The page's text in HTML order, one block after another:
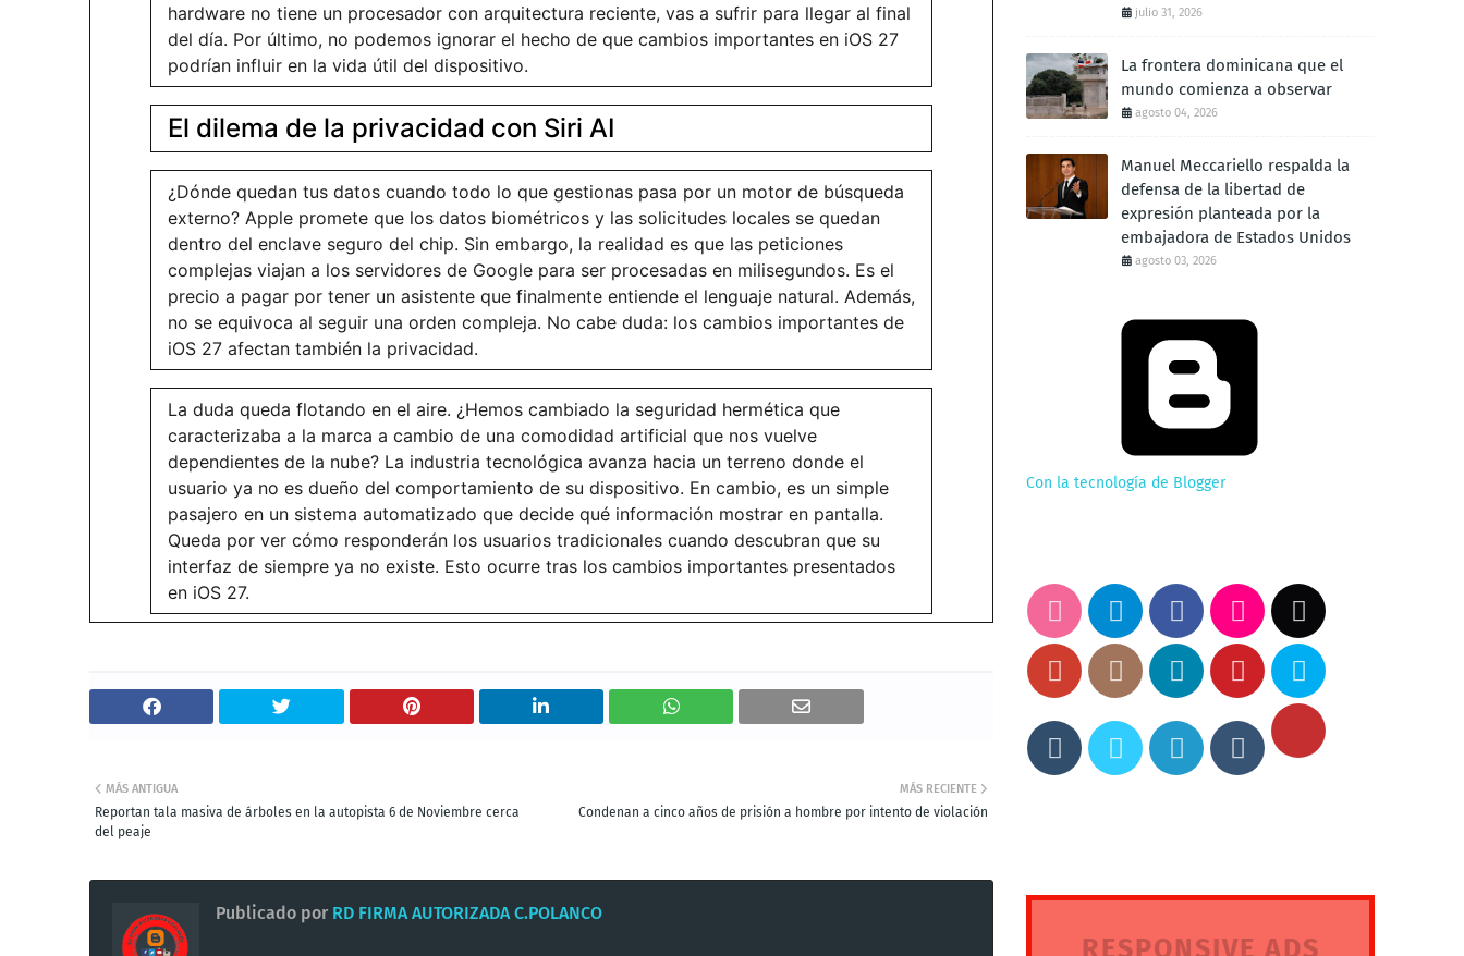
hardware no tiene un procesador con arquitectura reciente, vas a sufrir para llegar al final
del día. Por último, no podemos ignorar el hecho de que cambios importantes en iOS 27
podrían influir en la vida útil del dispositivo.
El dilema de la privacidad con Siri AI
¿Dónde quedan tus datos cuando todo lo que gestionas pasa por un motor de búsqueda
externo? Apple promete que los datos biométricos y las solicitudes locales se quedan
dentro del enclave seguro del chip. Sin embargo, la realidad es que las peticiones
complejas viajan a los servidores de Google para ser procesadas en milisegundos. Es el
precio a pagar por tener un asistente que finalmente entiende el lenguaje natural. Además,
no se equivoca al seguir una orden compleja. No cabe duda: los cambios importantes de
iOS 27 afectan también la privacidad.
La duda queda flotando en el aire. ¿Hemos cambiado la seguridad hermética que
caracterizaba a la marca a cambio de una comodidad artificial que nos vuelve
dependientes de la nube? La industria tecnológica avanza hacia un terreno donde el
usuario ya no es dueño del comportamiento de su dispositivo. En cambio, es un simple
pasajero en un sistema automatizado que decide qué información mostrar en pantalla.
Queda por ver cómo responderán los usuarios tradicionales cuando descubran que su
interfaz de siempre ya no existe. Esto ocurre tras los cambios importantes presentados
en iOS 27.
MÁS RECIENTE
Condenan a cinco años de prisión a hombre por intento de violación
MÁS ANTIGUA
Reportan tala masiva de árboles en la autopista 6 de Noviembre cerca
del peaje
Publicado por RD FIRMA AUTORIZADA C.POLANCO
julio 31, 2026
La frontera dominicana que el
mundo comienza a observar
agosto 04, 2026
Manuel Meccariello respalda la
defensa de la libertad de
expresión planteada por la
embajadora de Estados Unidos
agosto 03, 2026
Con la tecnología de Blogger
RESPONSIVE ADS